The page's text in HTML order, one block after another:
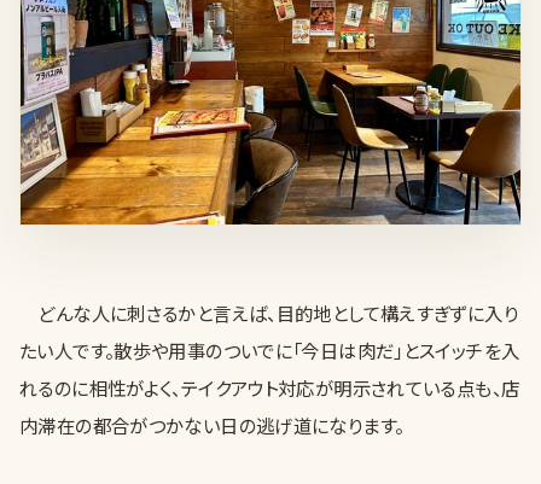
どんな人に刺さるかと言えば、目的地として構えすぎずに入り
たい人です。散歩や用事のついでに「今日は肉だ」とスイッチを入
れるのに相性がよく、テイクアウト対応が明示されている点も、店
内滞在の都合がつかない日の逃げ道になります。